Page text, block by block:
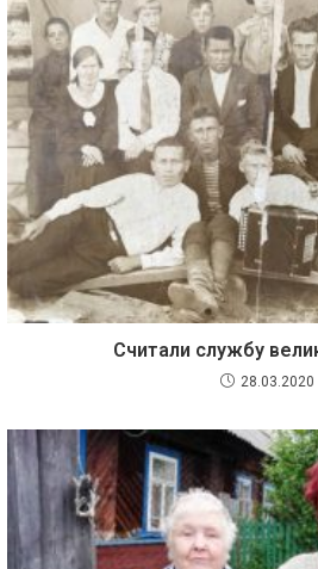
Считали службу
28.03.2020